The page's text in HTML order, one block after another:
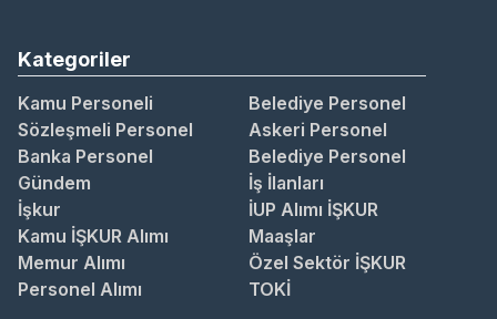
Kategoriler
Kamu Personeli
Belediye Personel
Sözleşmeli Personel
Askeri Personel
Banka Personel
Belediye Personel
Gündem
İş İlanları
İşkur
İUP Alımı İŞKUR
Kamu İŞKUR Alımı
Maaşlar
Memur Alımı
Özel Sektör İŞKUR
Personel Alımı
TOKİ